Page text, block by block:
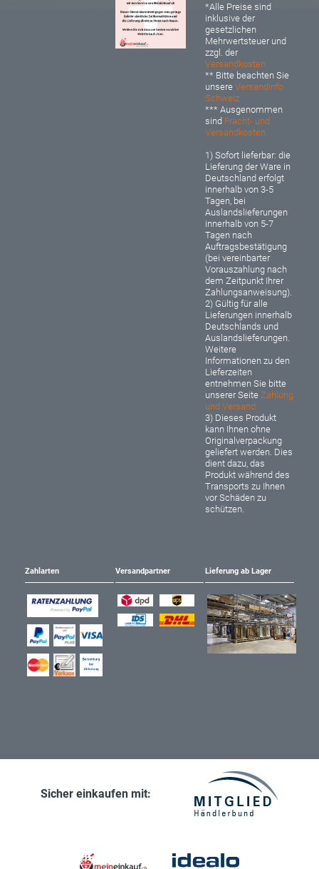
*Alle Preise sind
inklusive der
gesetzlichen
Mehrwertsteuer und
zzgl. der
Versandkosten
** Bitte beachten Sie
unsereVersandinfo
Schweiz
*** Ausgenommen
sind Fracht- und
Versandkosten
1) Sofort lieferbar: die
Lieferung der Ware in
Deutschland erfolgt
innerhalb von 3-5
Tagen, bei
Auslandslieferungen
innerhalb von 5-7
Tagen nach
Auftragsbestätigung
(bei vereinbarter
Vorauszahlung nach
dem Zeitpunkt Ihrer
Zahlungsanweisung).
2) Gültig für alle
Lieferungen innerhalb
Deutschlands und
Auslandslieferungen.
Weitere
Informationen zu den
Lieferzeiten
entnehmen Sie bitte
unserer SeiteZahlung
und Versand
3) Dieses Produkt
kann Ihnen ohne
Originalverpackung
geliefert werden. Dies
dient dazu, das
Produkt während des
Transports zu Ihnen
vor Schäden zu
schützen.
Zahlarten Versandpartner Lieferung ab Lager
Sicher einkaufen mit: